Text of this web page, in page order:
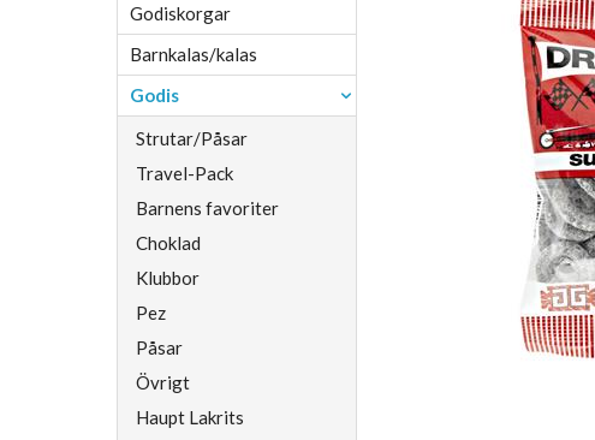
Godiskorgar
Barnkalas/kalas
Godis
Strutar/Påsar
Travel-Pack
Barnens favoriter
Choklad
Klubbor
Pez
Påsar
Övrigt
Haupt Lakrits